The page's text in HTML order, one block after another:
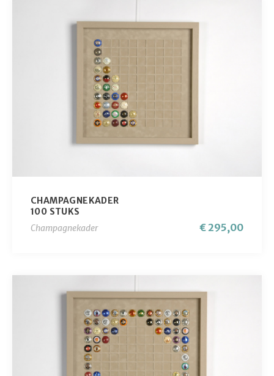
CHAMPAGNEKADER
100 STUKS
Champagnekader
€ 295,00